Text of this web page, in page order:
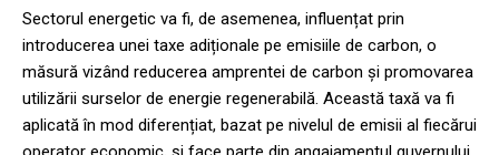
Sectorul energetic va fi, de asemenea, influențat prin
introducerea unei taxe adiționale pe emisiile de carbon, o
măsură vizând reducerea amprentei de carbon și promovarea
utilizării surselor de energie regenerabilă. Această taxă va fi
aplicată în mod diferențiat, bazat pe nivelul de emisii al fiecărui